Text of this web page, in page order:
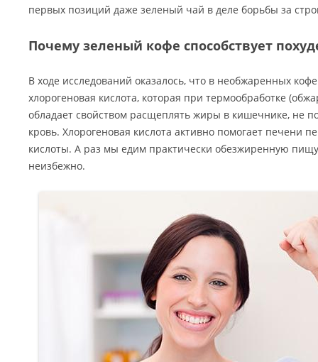
первых позиций даже зеленый чай в деле борьбы за
Почему зеленый кофе способствует
В ходе исследований оказалось, что в необжаренных
хлорогеновая кислота, которая при термообработке
обладает свойством расщеплять жиры в кишечнике, не
кровь. Хлорогеновая кислота активно помогает печени
кислоты. А раз мы едим практически обезжиренную
неизбежно.